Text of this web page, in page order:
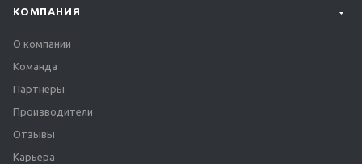
КОМПАНИЯ
О компании
Команда
Партнеры
Производители
Отзывы
Карьера